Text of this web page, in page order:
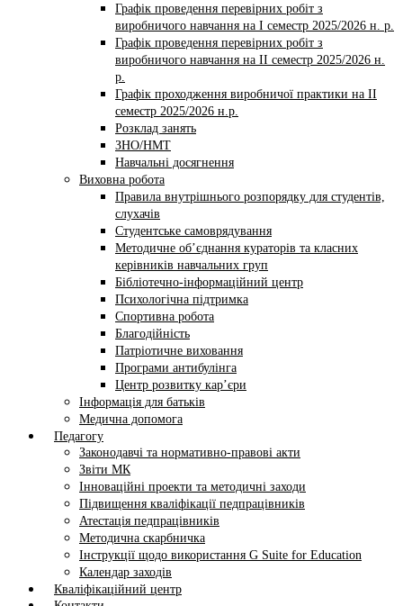
Графік проведення перевірних робіт з
виробничого навчання на І семестр 2025/2026 н. р.
Графік проведення перевірних робіт з
виробничого навчання на ІI семестр 2025/2026 н.
р.
Графік проходження виробничої практики на II
семестр 2025/2026 н.р.
Розклад занять
ЗНО/НМТ
Навчальні досягнення
Виховна робота
Правила внутрішнього розпорядку для студентів,
слухачів
Студентське самоврядування
Методичне об’єднання кураторів та класних
керівників навчальних груп
Бібліотечно-інформаційний центр
Психологічна підтримка
Спортивна робота
Благодійність
Патріотичне виховання
Програми антибулінга
Центр розвитку кар’єри
Інформація для батьків
Медична допомога
Педагогу
Законодавчі та нормативно-правові акти
Звіти МК
Інноваційні проекти та методичні заходи
Підвищення кваліфікації педпрацівників
Атестація педпрацівників
Методична скарбничка
Інструкції щодо використання G Suite for Education
Календар заходів
Кваліфікаційний центр